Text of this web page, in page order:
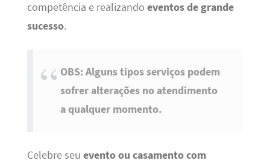
competência e realizando eventos de grande
sucesso.
OBS: Alguns tipos serviços podem
sofrer alterações no atendimento
a qualquer momento.
Celebre seu evento ou casamento com